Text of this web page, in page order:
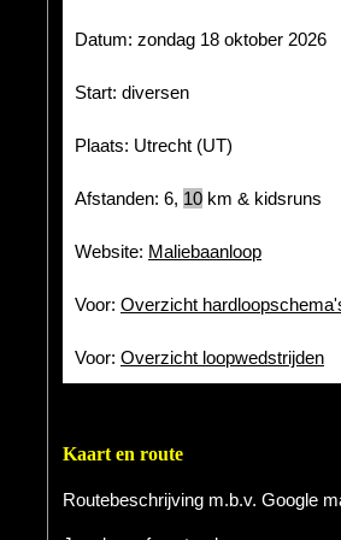
Datum: zondag 18 oktober 2026
Start: diversen
Plaats: Utrecht (UT)
Afstanden: 6, 10 km & kidsruns
Website: Maliebaanloop
Voor: Overzicht
Voor: Overzicht loopwedstrijden
Kaart en route
Routebeschrijving m.b.v. Google